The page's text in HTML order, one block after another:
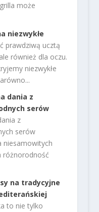
może
niezwykłe
prawdziwą ucztą
również dla oczu.
niezwykłe
dania z
serów
z
serów
niesamowitych
różnorodność
na tradycyjne
to nie tylko